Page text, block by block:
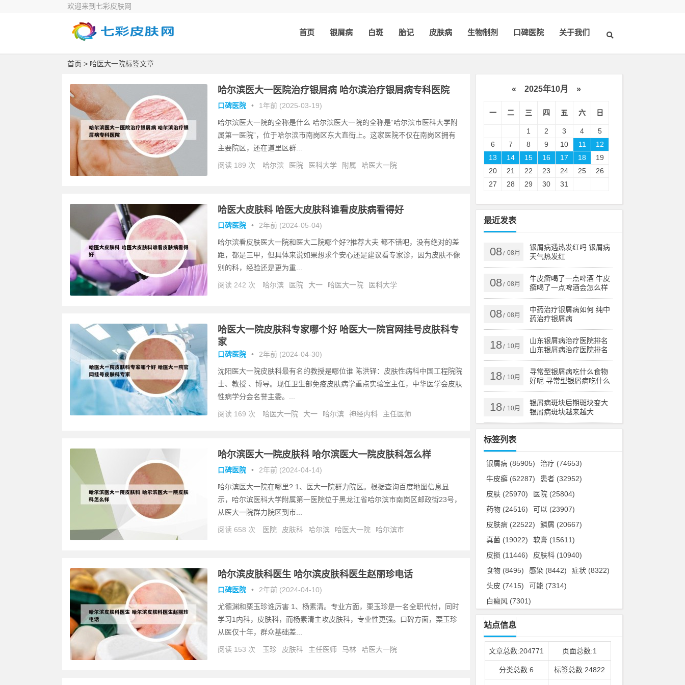
欢迎来到七彩皮肤网
首页 银屑病 白斑 胎记 皮肤病 生物制剂 口碑医院 关于我们
首页 > 哈医大一院标签文章
哈尔滨医大一医院治疗银屑病 哈尔滨治疗银屑病专科医院
口碑医院 • 1年前 (2025-03-19)
哈尔滨医大一院的全称是什么 哈尔滨医大一院的全称是“哈尔滨市医科大学附
属第一医院”，位于哈尔滨市南岗区东大直街上。这家医院不仅在南岗区拥有
主要院区，还在道里区群...
阅读 189 次 哈尔滨 医院 医科大学 附属 哈医大一院
哈医大皮肤科 哈医大皮肤科谁看皮肤病看得好
口碑医院 • 2年前 (2024-05-04)
哈尔滨看皮肤医大一院和医大二院哪个好?推荐大夫 都不错吧，没有绝对的差
距，都是三甲，但具体来说如果想求个安心还是建议看专家诊，因为皮肤不像
别的科，经验还是更为重...
阅读 242 次 哈尔滨 医院 大一 哈医大一院 医科大学
哈医大一院皮肤科专家哪个好 哈医大一院官网挂号皮肤科专
家
口碑医院 • 2年前 (2024-04-30)
沈阳医大一院皮肤科最有名的教授是哪位谁 陈洪铎：皮肤性病科中国工程院院
士、教授 、博导。现任卫生部免疫皮肤病学重点实验室主任，中华医学会皮肤
性病学分会名誉主委。...
阅读 169 次 哈医大一院 大一 哈尔滨 神经内科 主任医师
哈尔滨医大一院皮肤科 哈尔滨医大一院皮肤科怎么样
口碑医院 • 2年前 (2024-04-14)
哈尔滨医大一院在哪里? 1、医大一院群力院区。根据查询百度地图信息显
示，哈尔滨医科大学附属第一医院位于黑龙江省哈尔滨市南岗区邮政街23号，
从医大一院群力院区到市...
阅读 658 次 医院 皮肤科 哈尔滨 哈医大一院 哈尔滨市
哈尔滨皮肤科医生 哈尔滨皮肤科医生赵丽珍电话
口碑医院 • 2年前 (2024-04-10)
尤德渊和栗玉珍谁厉害 1、杨素清。专业方面，栗玉珍是一名全职代付，同时
学习1内科，皮肤科，而杨素清主攻皮肤科，专业性更强。口碑方面，栗玉珍
从医仅十年，群众基础差...
阅读 153 次 玉珍 皮肤科 主任医师 马林 哈医大一院
« 2025年10月 »
一 二 三 四 五 六 日
1 2 3 4
5
6
7 8 9 10 11
12
13
14 15 16 17 18
19
20
21 22 23 24 25
26
27
28 29 30 31
最近发表
08/ 08月
银屑病遇热发红吗 银屑病
天气热发红
08/ 08月
牛皮癣喝了一点啤酒 牛皮
癣喝了一点啤酒会怎么样
08/ 08月
中药治疗银屑病如何 纯中
药治疗银屑病
18/ 10月
山东银屑病治疗医院排名
山东银屑病治疗医院排名
榜
18/ 10月
寻常型银屑病吃什么食物
好呢 寻常型银屑病吃什么
药效果好
18/ 10月
银屑病斑块后期斑块变大
银屑病斑块越来越大
标签列表
银屑病 (85905) 治疗 (74653)
牛皮癣 (62287) 患者 (32952)
皮肤 (25970) 医院 (25804)
药物 (24516) 可以 (23907)
皮肤病 (22522) 鳞屑 (20667)
真菌 (19022) 软膏 (15611)
皮损 (11446) 皮肤科 (10940)
食物 (8495) 感染 (8442) 症状 (8322)
头皮 (7415) 可能 (7314)
白癜风 (7301)
站点信息
文章总数:204771 页面总数:1
分类总数:6 标签总数:24822